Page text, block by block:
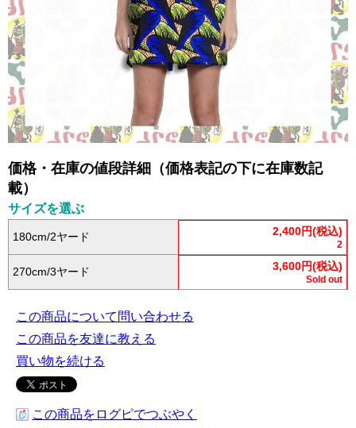
価格・在庫の値段詳細（価格表記の下に在庫数記
載）
サイズを選ぶ
180cm/2ヤード 2,400円(税込)
2
270cm/3ヤード 3,600円(税込)
Sold out
この商品について問い合わせる
この商品を友達に教える
買い物を続ける
この商品をログピでつぶやく